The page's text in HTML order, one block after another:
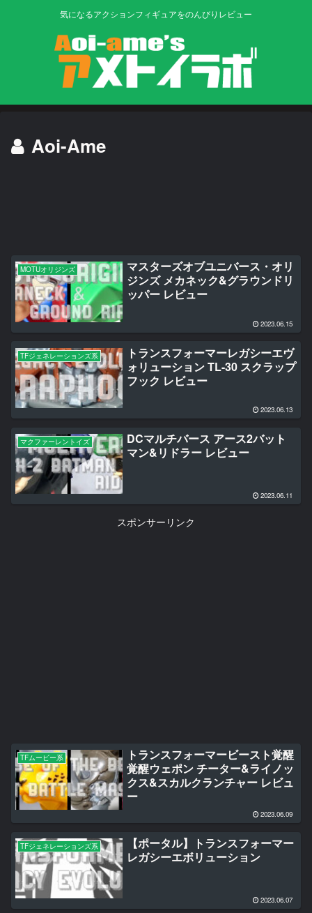
気になるアクションフィギュアをのんびりレビュー
Aoi-Ame
MOTUオリジンズ
マスターズオブユニバース・オリ
ジンズ メカネック&グラウンドリ
ッパー レビュー
2023.06.15
TFジェネレーションズ系
トランスフォーマーレガシーエヴ
ォリューション TL-30 スクラップ
フック レビュー
2023.06.13
マクファーレントイズ
DCマルチバース アース2バット
マン&リドラー レビュー
2023.06.11
スポンサーリンク
TFムービー系
トランスフォーマービースト覚醒
覚醒ウェポン チーター&ライノッ
クス&スカルクランチャー レビュ
ー
2023.06.09
TFジェネレーションズ系
【ポータル】トランスフォーマー
レガシーエボリューション
2023.06.07